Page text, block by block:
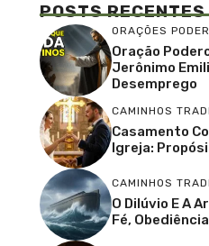
POSTS RECENTES
ORAÇÕES
Oração
Jerônimo
Desemprego
CAMINHOS
Casamento
Igreja:
CAMINHOS
O Dilúvio E A
Fé,